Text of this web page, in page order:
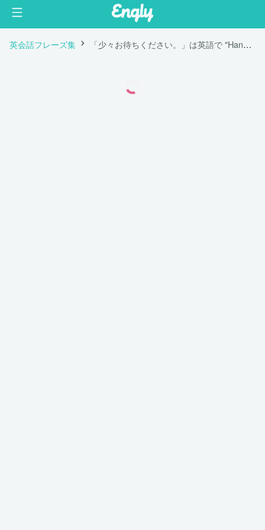
英会話フレーズ集 「少々お待ちください。」は英語で "Hang on a moment."